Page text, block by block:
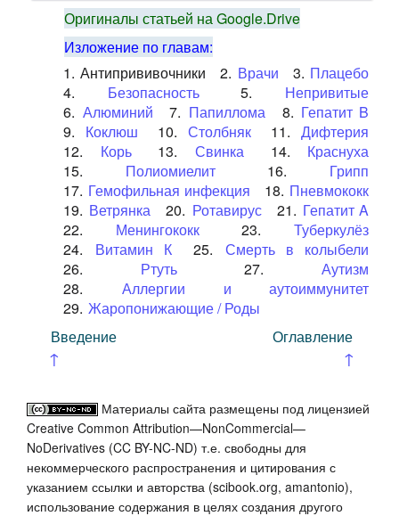
Оригиналы статьей на Google.Drive
Изложение по главам:
1. Антипрививочники 2. Врачи 3. Плацебо
4.
Безопасность 5.
Непривитые
6. Алюминий 7. Папиллома 8. Гепатит B
9.
Коклюш 10. Столбняк 11. Дифтерия
12.
Корь 13. Свинка 14.
Краснуха
15.
Полиомиелит 16.
Грипп
17. Гемофильная инфекция 18. Пневмококк
19. Ветрянка 20. Ротавирус 21. Гепатит A
22.
Менингококк 23.
Туберкулёз
24.
Витамин К 25.
Смерть в колыбели
26.
Ртуть 27.
Аутизм
28.
Аллергии и аутоиммунитет
29. Жаропонижающие / Роды
Введение
↑
Оглавление
↑
Материалы сайта размещены под лицензией
Creative Common Attribution—NonCommercial—
NoDerivatives (CC BY-NC-ND) т.е. свободны для
некоммерческого распространения и цитирования с
указанием ссылки и авторства (scibook.org, amantonio),
использование содержания в целях создания другого